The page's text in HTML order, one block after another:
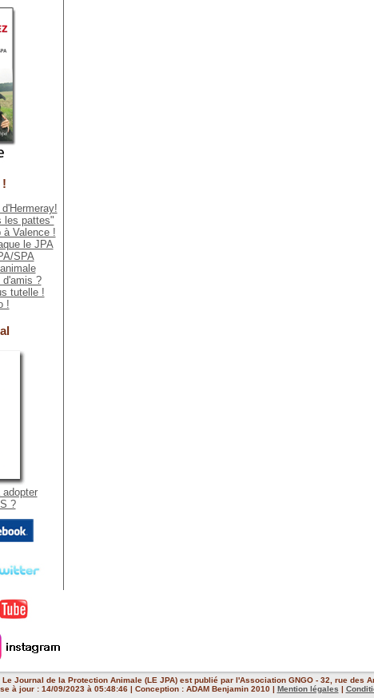
les pattes"
à Valence !
le JPA
SPA
d'amis ?
tutelle !
!
?
Le Journal de la Protection Animale (LE JPA) est publié par l'Association GNGO - 32, rue des
à jour : 14/09/2023 à 05:48:46 | Conception : ADAM Benjamin 2010 | Mention légales |